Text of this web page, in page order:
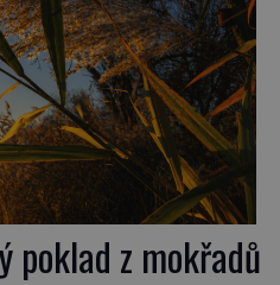
poklad z mokřadů